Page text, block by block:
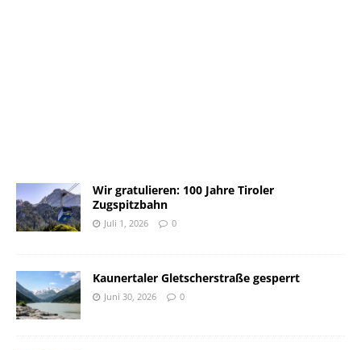
Wir gratulieren: 100 Jahre Tiroler
Zugspitzbahn
Juli 1, 2026 0
Kaunertaler Gletscherstraße gesperrt
Juni 30, 2026 0